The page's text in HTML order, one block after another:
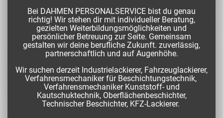
Bei DAHMEN PERSONALSERVICE bist du genau
richtig! Wir stehen dir mit individueller Beratung,
gezielten Weiterbildungsmöglichkeiten und
persönlicher Betreuung zur Seite. Gemeinsam
gestalten wir deine berufliche Zukunft. zuverlässig,
partnerschaftlich und auf Augenhöhe.
Wir suchen derzeit Industrielackierer, Fahrzeuglackierer,
Verfahrensmechaniker für Beschichtungstechnik,
Verfahrensmechaniker Kunststoff- und
Kautschuktechnik, Oberflächenbeschichter,
Technischer Beschichter, KFZ-Lackierer.